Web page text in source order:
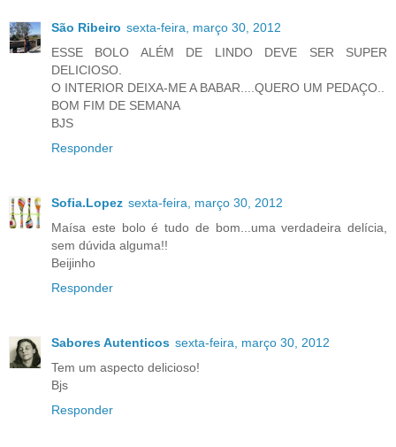
São Ribeiro sexta-feira, março 30, 2012
ESSE BOLO ALÉM DE LINDO DEVE SER SUPER
DELICIOSO.
O INTERIOR DEIXA-ME A BABAR....QUERO UM PEDAÇO..
BOM FIM DE SEMANA
BJS
Responder
Sofia.Lopez sexta-feira, março 30, 2012
Maísa este bolo é tudo de bom...uma verdadeira delícia,
sem dúvida alguma!!
Beijinho
Responder
Sabores Autenticos sexta-feira, março 30, 2012
Tem um aspecto delicioso!
Bjs
Responder